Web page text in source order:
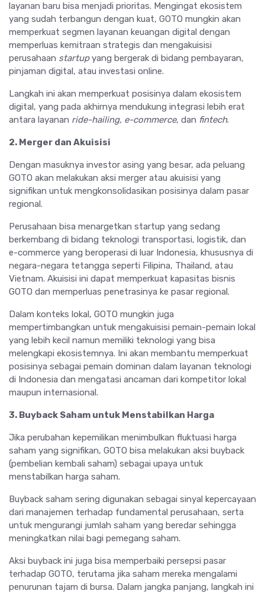
layanan baru bisa menjadi prioritas. Mengingat ekosistem
yang sudah terbangun dengan kuat, GOTO mungkin akan
memperkuat segmen layanan keuangan digital dengan
memperluas kemitraan strategis dan mengakuisisi
perusahaan startupyang bergerak di bidang pembayaran,
pinjaman digital, atau investasi online.
Langkah ini akan memperkuat posisinya dalam ekosistem
digital, yang pada akhirnya mendukung integrasi lebih erat
antara layanan ride-hailing, e-commerce, dan fintech.
2. Merger dan Akuisisi
Dengan masuknya investor asing yang besar, ada peluang
GOTO akan melakukan aksi merger atau akuisisi yang
signifikan untuk mengkonsolidasikan posisinya dalam pasar
regional.
Perusahaan bisa menargetkan startup yang sedang
berkembang di bidang teknologi transportasi, logistik, dan
e-commerce yang beroperasi di luar Indonesia, khususnya di
negara-negara tetangga seperti Filipina, Thailand, atau
Vietnam. Akuisisi ini dapat memperkuat kapasitas bisnis
GOTO dan memperluas penetrasinya ke pasar regional.
Dalam konteks lokal, GOTO mungkin juga
mempertimbangkan untuk mengakuisisi pemain-pemain lokal
yang lebih kecil namun memiliki teknologi yang bisa
melengkapi ekosistemnya. Ini akan membantu memperkuat
posisinya sebagai pemain dominan dalam layanan teknologi
di Indonesia dan mengatasi ancaman dari kompetitor lokal
maupun internasional.
3. Buyback Saham untuk Menstabilkan Harga
Jika perubahan kepemilikan menimbulkan fluktuasi harga
saham yang signifikan, GOTO bisa melakukan aksi buyback
(pembelian kembali saham) sebagai upaya untuk
menstabilkan harga saham.
Buyback saham sering digunakan sebagai sinyal kepercayaan
dari manajemen terhadap fundamental perusahaan, serta
untuk mengurangi jumlah saham yang beredar sehingga
meningkatkan nilai bagi pemegang saham.
Aksi buyback ini juga bisa memperbaiki persepsi pasar
terhadap GOTO, terutama jika saham mereka mengalami
penurunan tajam di bursa. Dalam jangka panjang, langkah ini